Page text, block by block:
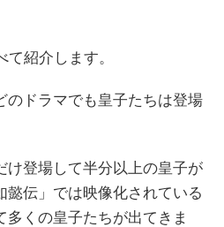
紹介します。
のドラマでも皇子たちは登場
け登場して半分以上の皇子が
懿伝」では映像化されている
くの皇子たちが出てきま